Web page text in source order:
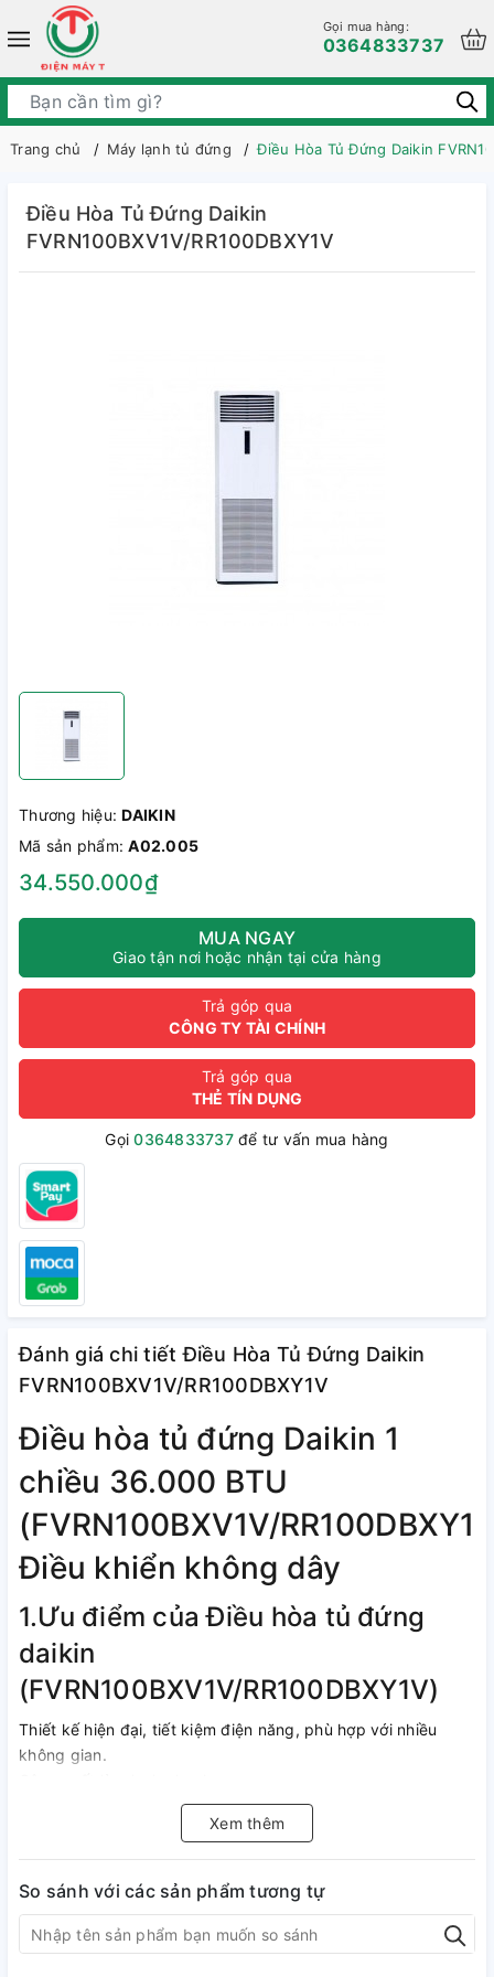
Gọi mua hàng:
0364833737
Trang chủ Máy lạnh tủ đứng Điều Hòa Tủ Đứng Daikin
Điều Hòa Tủ Đứng Daikin
FVRN100BXV1V/RR100DBXY1V
Thương hiệu:DAIKIN
Mã sản phẩm:A02.005
34.550.000₫
MUA NGAY
Giao tận nơi hoặc nhận tại cửa hàng
Trả góp qua
CÔNG TY TÀI CHÍNH
Trả góp qua
THẺ TÍN DỤNG
Gọi0364833737để tư vấn mua hàng
Đánh giá chi tiết Điều Hòa Tủ Đứng Daikin
FVRN100BXV1V/RR100DBXY1V
Điều hòa tủ đứng Daikin 1
chiều 36.000 BTU
(FVRN100BXV1V/
Điều khiển không dây
1.Ưu điểm của Điều hòa tủ đứng
daikin
(FVRN100BXV1V/RR100DBXY1V)
Thiết kế hiện đại, tiết kiệm điện năng, phù hợp với nhiều
không gian.
Sử dụng loại gas thân thiện với người dùng dụng và an toàn
Tiết kiệm điện năng
2.Thông số kĩ thuật và tính năng
Xem thêm
So sánh với các sản phẩm tương tự